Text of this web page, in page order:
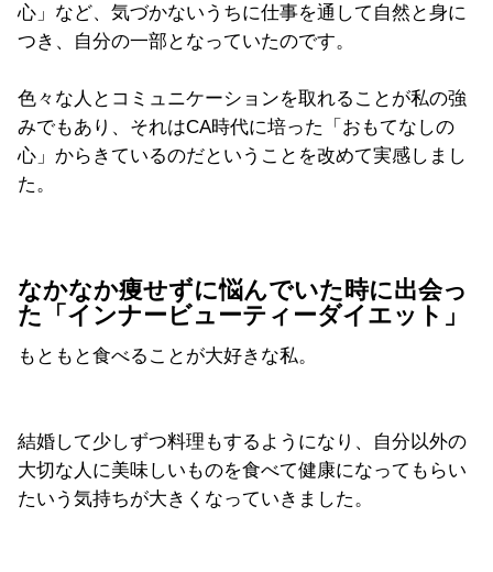
心」など、気づかないうちに仕事を通して自然と身に
つき、自分の一部となっていたのです。
色々な人とコミュニケーションを取れることが私の強
みでもあり、それはCA時代に培った「おもてなしの
心」からきているのだということを改めて実感しまし
た。
なかなか痩せずに悩んでいた時に出会っ
た「インナービューティーダイエット」
もともと食べることが大好きな私。
結婚して少しずつ料理もするようになり、自分以外の
大切な人に美味しいものを食べて健康になってもらい
たいう気持ちが大きくなっていきました。